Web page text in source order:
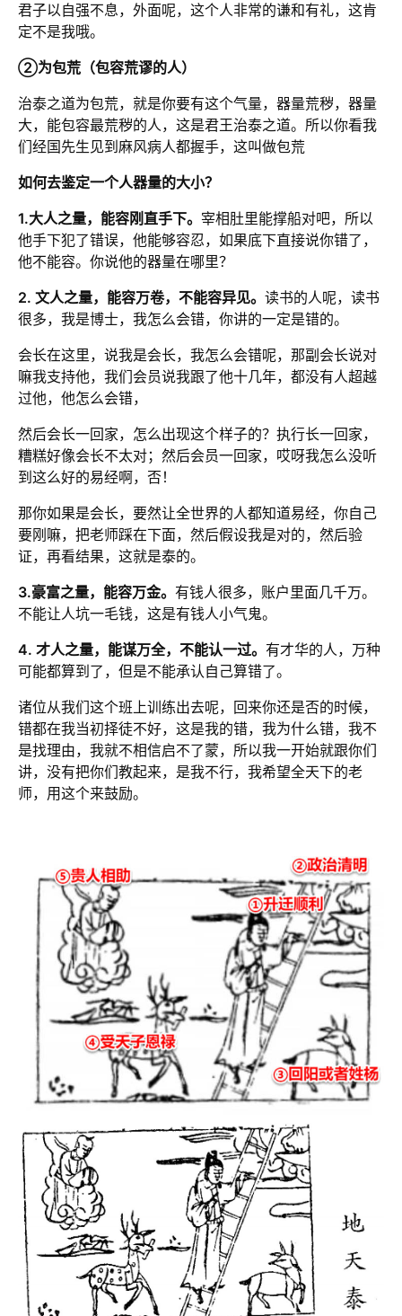
君子以自强不息，外面呢，这个人非常的谦和有礼，这肯
定不是我哦。
②为包荒（包容荒谬的人）
治泰之道为包荒，就是你要有这个气量，器量荒秽，器量
大，能包容最荒秽的人，这是君王治泰之道。所以你看我
们经国先生见到麻风病人都握手，这叫做包荒
如何去鉴定一个人器量的大小？
1.大人之量，能容刚直手下。 宰相肚里能撑船对吧，所以
他手下犯了错误，他能够容忍，如果底下直接说你错了，
他不能容。你说他的器量在哪里？
2. 文人之量，能容万卷，不能容异见。 读书的人呢，读书
很多，我是博士，我怎么会错，你讲的一定是错的。
会长在这里，说我是会长，我怎么会错呢，那副会长说对
嘛我支持他，我们会员说我跟了他十几年，都没有人超越
过他，他怎么会错，
然后会长一回家，怎么出现这个样子的？执行长一回家，
糟糕好像会长不太对；然后会员一回家，哎呀我怎么没听
到这么好的易经啊，否！
那你如果是会长，要然让全世界的人都知道易经，你自己
要刚嘛，把老师踩在下面，然后假设我是对的，然后验
证，再看结果，这就是泰的。
3.豪富之量，能容万金。 有钱人很多，账户里面几千万。
不能让人坑一毛钱，这是有钱人小气鬼。
4. 才人之量，能谋万全，不能认一过。 有才华的人，万种
可能都算到了，但是不能承认自己算错了。
诸位从我们这个班上训练出去呢，回来你还是否的时候，
错都在我当初择徒不好，这是我的错，我为什么错，我不
是找理由，我就不相信启不了蒙，所以我一开始就跟你们
讲，没有把你们教起来，是我不行，我希望全天下的老
师，用这个来鼓励。